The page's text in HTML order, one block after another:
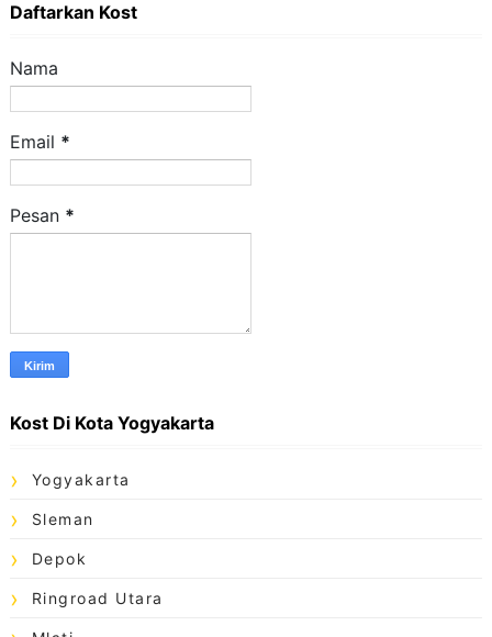
Daftarkan Kost
Nama
Email *
Pesan *
Kost Di Kota Yogyakarta
Yogyakarta
Sleman
Depok
Ringroad Utara